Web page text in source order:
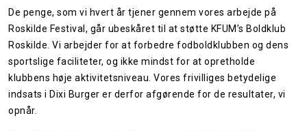
De penge, som vi hvert år tjener gennem vores arbejde på
Roskilde Festival, går ubeskåret til at støtte KFUM’s Boldklub
Roskilde. Vi arbejder for at forbedre fodboldklubben og dens
sportslige faciliteter, og ikke mindst for at opretholde
klubbens høje aktivitetsniveau. Vores frivilliges betydelige
indsats i Dixi Burger er derfor afgørende for de resultater, vi
opnår.